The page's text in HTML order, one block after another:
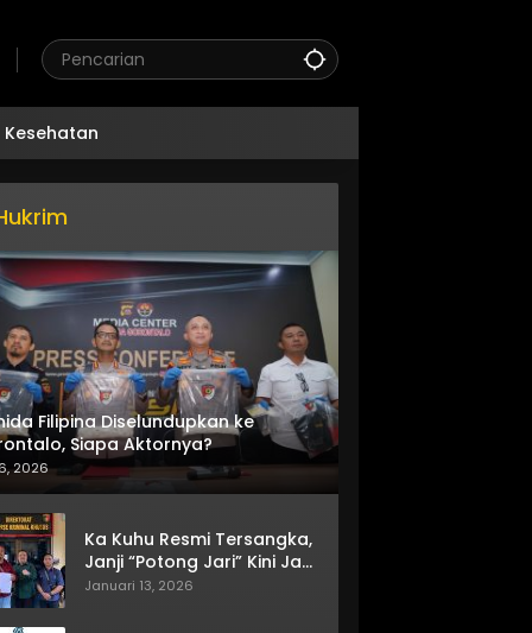
Kesehatan
Filipina Diselundupkan ke
Siapa Aktornya?
2026
Ka Kuhu Resmi Tersangka,
Janji “Potong Jari” Kini Jadi
Bumerang
Januari 13, 2026